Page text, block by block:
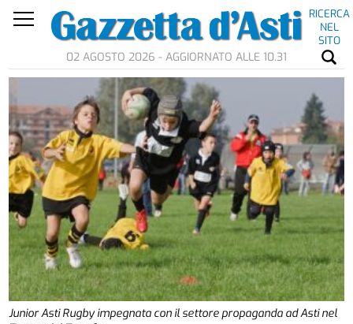
RICERCA
NEL
SITO
02 AGOSTO 2026 - AGGIORNATO ALLE 10.31
Junior Asti Rugby impegnata con il settore propaganda ad Asti nel